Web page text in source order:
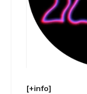
[+info]